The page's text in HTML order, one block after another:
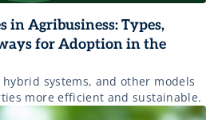
in Agribusiness: Types,
for Adoption in the
systems, and other models
more efficient and sustainable.